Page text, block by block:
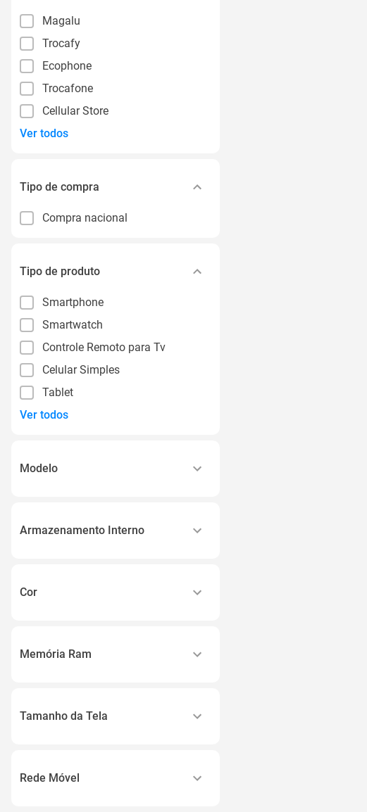
Magalu
Trocafy
Ecophone
Trocafone
Cellular Store
Ver todos
Tipo de compra
Compra nacional
Tipo de produto
Smartphone
Smartwatch
Controle Remoto para Tv
Celular Simples
Tablet
Ver todos
Modelo
Armazenamento Interno
128gb
Cor
Cinza
Memória Ram
Tamanho da Tela
Rede Móvel